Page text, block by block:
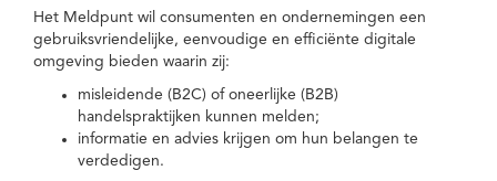
Het Meldpunt wil consumenten en ondernemingen een
gebruiksvriendelijke, eenvoudige en efficiënte digitale
omgeving bieden waarin zij:
misleidende (B2C) of oneerlijke (B2B)
handelspraktijken kunnen melden;
informatie en advies krijgen om hun belangen te
verdedigen.